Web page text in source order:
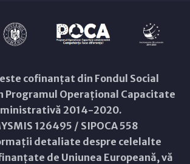
cofinanțat din Fondul Social
Programul Operațional Capacitate
2014-2020.
126495 / SIPOCA 558
detaliate despre celelalte
de Uniunea Europeană, vă